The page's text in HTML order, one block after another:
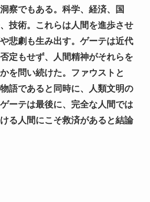
察でもある。科学、経済、国
技術。これらは人間を進歩させ
悲劇も生み出す。ゲーテは近代
定もせず、人間精神がそれらを
を問い続けた。ファウストと
語であると同時に、人類文明の
ーテは最後に、完全な人間では
る人間にこそ救済があると結論